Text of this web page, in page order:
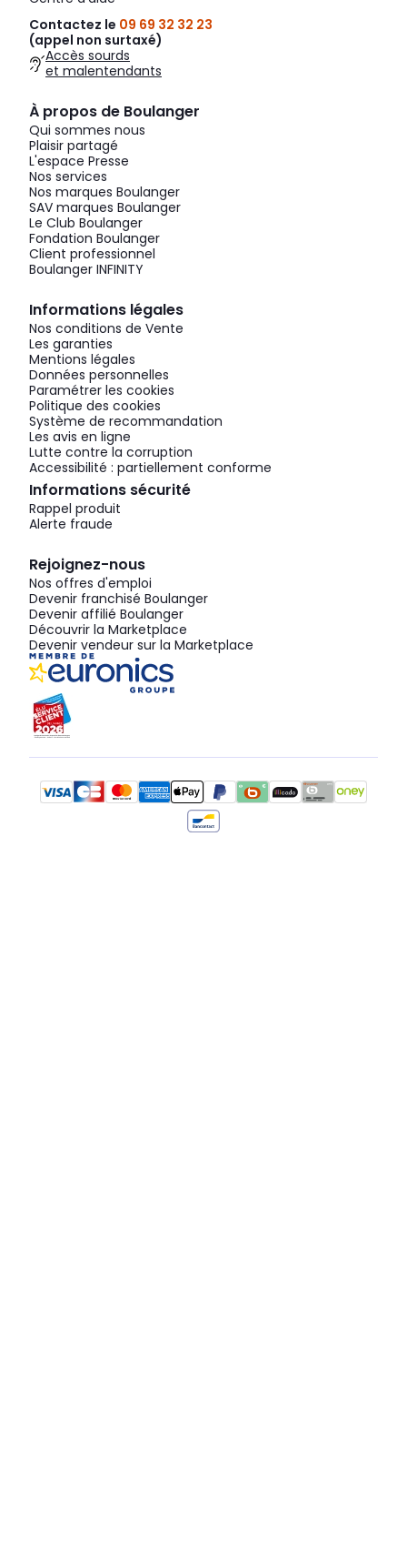
Contactez le 09 69 32 32 23
(appel non surtaxé)
Accès sourds
et malentendants
À propos de Boulanger
Qui sommes nous
Plaisir partagé
L'espace Presse
Nos services
Nos marques Boulanger
SAV marques Boulanger
Le Club Boulanger
Fondation Boulanger
Client professionnel
Boulanger INFINITY
Informations légales
Nos conditions de Vente
Les garanties
Mentions légales
Données personnelles
Paramétrer les cookies
Politique des cookies
Système de recommandation
Les avis en ligne
Lutte contre la corruption
Accessibilité : partiellement conforme
Informations sécurité
Rappel produit
Alerte fraude
Rejoignez-nous
Nos offres d'emploi
Devenir franchisé Boulanger
Devenir affilié Boulanger
Découvrir la Marketplace
Devenir vendeur sur la Marketplace